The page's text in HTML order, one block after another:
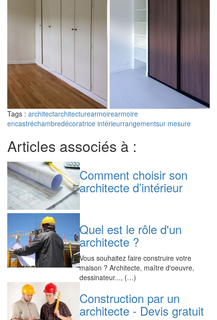
Tags : architectarchitecturearmoirearmoire
encastréchambredécoratrice intérieurrangementsur mesure
Articles associés à :
Comment choisir son
architecte d’intérieur
Quel est le rôle d'un
architecte ?
Vous souhaitez faire construire votre
maison ? Architecte, maître d'oeuvre,
dessinateur..., (…)
Construction par un
architecte - Devis gratuit